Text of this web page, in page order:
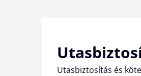
Utasbiztosítás és